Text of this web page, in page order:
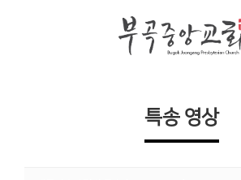
특송 영상